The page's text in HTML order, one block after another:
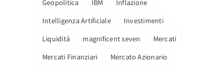
Geopolitica
IBM
Inflazione
Intelligenza Artificiale
Investimenti
Liquidità
magnificent seven
Mercati
Mercati Finanziari
Mercato Azionario